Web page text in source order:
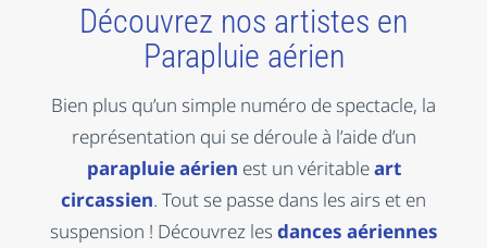
Découvrez nos artistes en
Parapluie aérien
Bien plus qu’un simple numéro de spectacle, la
représentation qui se déroule à l’aide d’un
parapluie aérien est un véritableart
circassien. Tout se passe dans les airs et en
suspension ! Découvrez lesdances aériennes